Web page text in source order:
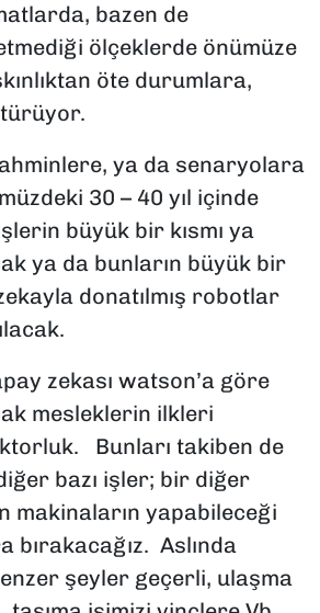
bazen de
ölçeklerde önümüze
öte durumlara,
ya da senaryolara
30 – 40 yıl içinde
büyük bir kısmı ya
ya da bunların büyük bir
donatılmış robotlar
zekası watson’a göre
mesleklerin ilkleri
Bunları takiben de
bazı işler; bir diğer
makinaların yapabileceği
bırakacağız. Aslında
şeyler geçerli, ulaşma